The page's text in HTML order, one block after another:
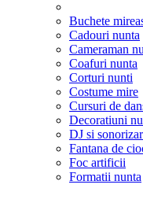
Buchete
Cadouri nunta
Cameraman
Coafuri nunta
Corturi nunti
Costume mire
Cursuri de
Decoratiuni
DJ si
Fantana de
Foc artificii
Formatii nunta